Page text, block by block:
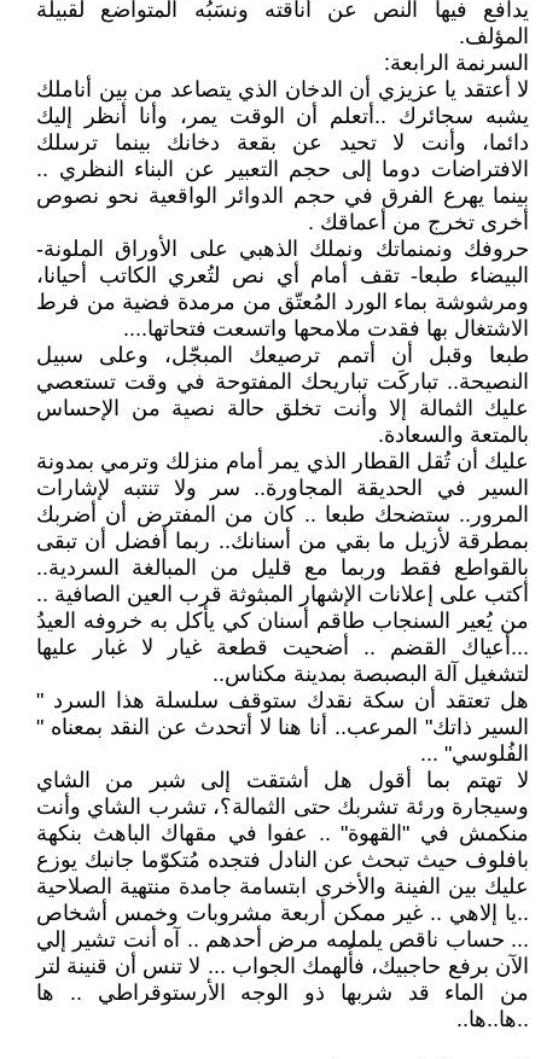
يدافع فيها النص عن أناقته ونسَبُه المتواضع لقبيلة
المؤلف.
السرنمة الرابعة:
لا أعتقد يا عزيزي أن الدخان الذي يتصاعد من بين أناملك
يشبه سجائرك ..أتعلم أن الوقت يمر، وأنا أنظر إليك
دائما، وأنت لا تحيد عن بقعة دخانك بينما ترسلك
الافتراضات دوما إلى حجم التعبير عن البناء النظري ..
بينما يهرع الفرق في حجم الدوائر الواقعية نحو نصوص
أخرى تخرج من أعماقك .
حروفك ونمنماتك ونملك الذهبي على الأوراق الملونة-
البيضاء طبعا- تقف أمام أي نص لتُعري الكاتب أحيانا،
ومرشوشة بماء الورد المُعتّق من مرمدة فضية من فرط
الاشتغال بها فقدت ملامحها واتسعت فتحاتها....
طبعا وقبل أن أتمم ترصيعك المبجّل، وعلى سبيل
النصيحة.. تباركَت تباريحك المفتوحة في وقت تستعصي
عليك الثمالة إلا وأنت تخلق حالة نصية من الإحساس
بالمتعة والسعادة.
عليك أن تُقل القطار الذي يمر أمام منزلك وترمي بمدونة
السير في الحديقة المجاورة.. سر ولا تنتبه لإشارات
المرور.. ستضحك طبعا .. كان من المفترض أن أضربك
بمطرقة لأزيل ما بقي من أسنانك.. ربما أفضل أن تبقى
بالقواطع فقط وربما مع قليل من المبالغة السردية..
أكتب على إعلانات الإشهار المبثوثة قرب العين الصافية ..
من يُعير السنجاب طاقم أسنان كي يأكل به خروفه العيدُ
...أعياك القضم .. أضحيت قطعة غيار لا غبار عليها
لتشغيل آلة البصبصة بمدينة مكناس..
هل تعتقد أن سكة نقدك ستوقف سلسلة هذا السرد "
السير ذاتك" المرعب.. أنا هنا لا أتحدث عن النقد بمعناه "
الفُلوسي" ...
لا تهتم بما أقول هل أشتقت إلى شبر من الشاي
وسيجارة ورئة تشربك حتى الثمالة؟، تشرب الشاي وأنت
منكمش في "القهوة" .. عفوا في مقهاك الباهث بنكهة
بافلوف حيث تبحث عن النادل فتجده مُتكوّما جانبك يوزع
عليك بين الفينة والأخرى ابتسامة جامدة منتهية الصلاحية
..يا إلاهي .. غير ممكن أربعة مشروبات وخمس أشخاص
... حساب ناقص يلملمه مرض أحدهم .. آه أنت تشير إلي
الآن برفع حاجبيك، فأُلهمك الجواب ... لا تنس أن قنينة لتر
من الماء قد شربها ذو الوجه الأرستوقراطي .. ها
..ها..ها..